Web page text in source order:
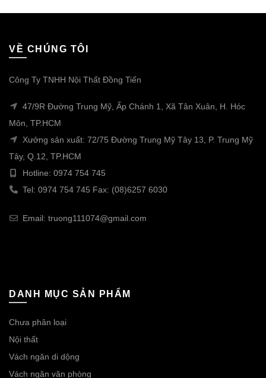
VỀ CHÚNG TÔI
Công Ty TNHH Nội Thất Đồng Tiến
47/9R Đường Trung Mỹ, Ấp Chánh 1, Xã Tân Xuân, H. Hóc
Môn, TP.HCM
Xưởng sản xuất: 72/75 Đường Trung Mỹ Tây 13, P. Trung Mỹ
Tây, Q.12, TP.HCM
Hotline: 0974 754 745
Tel: 0974 754 745 Fax: (08)6257 6030
Email: truong111074@gmail.com
DANH MỤC SẢN PHẨM
Chưa phân loại
Nội thất
Vách ngăn di dộng
Vách ngăn văn phòng